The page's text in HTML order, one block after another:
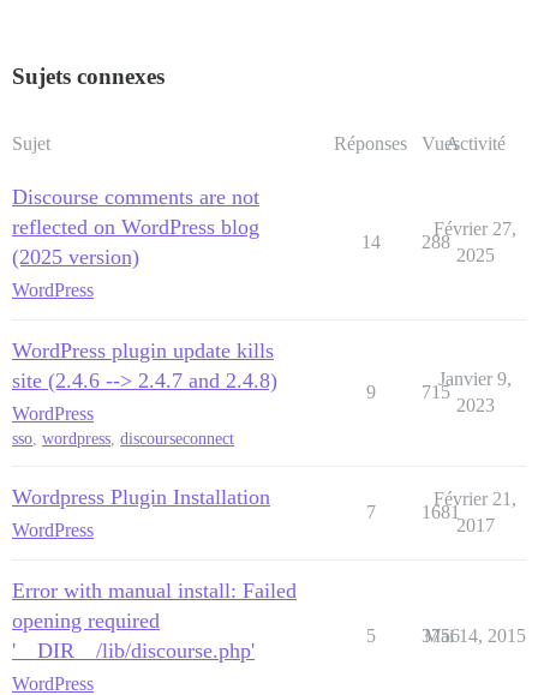
Sujets connexes
Sujet Réponses VuesActivité
Discourse comments are not
reflected on WordPress blog
(2025 version)
WordPress
14 288
Février 27,
2025
WordPress plugin update kills
site (2.4.6 --> 2.4.7 and 2.4.8)
WordPress
sso, wordpress, discourseconnect
9 715
Janvier 9,
2023
Wordpress Plugin Installation
WordPress
7 1681
Février 21,
2017
Error with manual install: Failed
opening required
'__DIR__/lib/discourse.php'
WordPress
5 3756
Mai 14, 2015